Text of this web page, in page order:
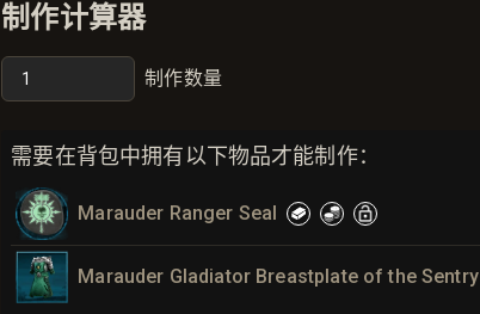
制作计算器
制作数量
需要在背包中拥有以下物品才能制作：
Marauder Ranger Seal
Marauder Gladiator Breastplate of the Sentry